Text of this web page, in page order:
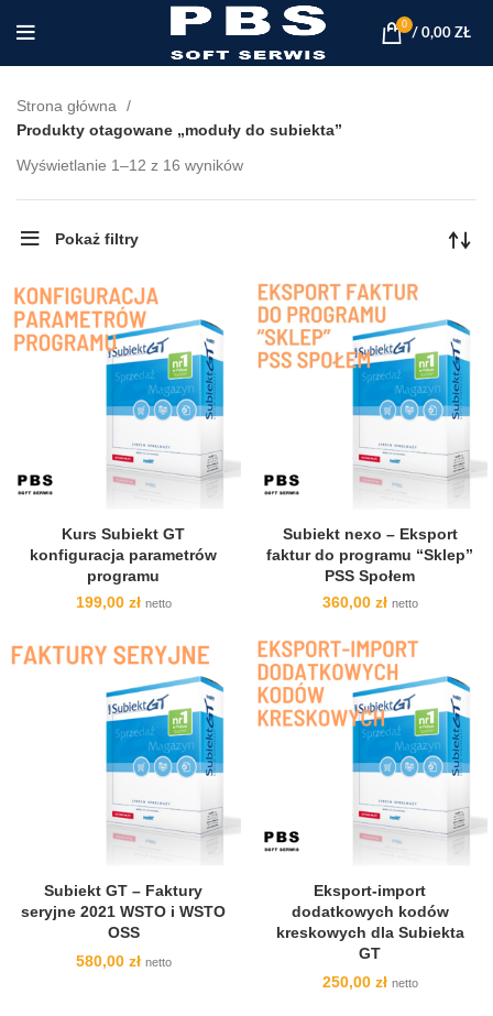
0
/ 0,00 ZŁ
Strona główna
Produkty otagowane „moduły do subiekta”
Wyświetlanie 1–12 z 16 wynikówPosortowane
Pokaż filtry
Kurs Subiekt GT
konfiguracja parametrów
programu
199,00 zł netto
Subiekt nexo – Eksport
faktur do programu “Sklep”
PSS Społem
360,00 zł netto
Subiekt GT – Faktury
seryjne 2021 WSTO i WSTO
OSS
580,00 zł netto
Eksport-import
dodatkowych kodów
kreskowych dla Subiekta
GT
250,00 zł netto